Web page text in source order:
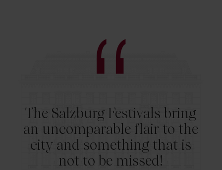
The Salzburg Festivals bring
an uncomparable flair to the
city and something that is
not to be missed!